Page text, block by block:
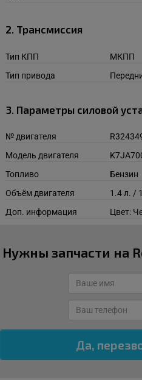
2. Трансмиссия
Тип КПП
МКПП
Тип привода
3. Параметры силовой
№ двигателя
Модель двигателя
Топливо
Бензин
Объём двигателя
1.4 л. /
Доп. информация
Цвет:
Нужны запчасти на